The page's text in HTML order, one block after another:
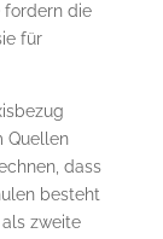
fordern die
für
Quellen
dass
besteht
zweite